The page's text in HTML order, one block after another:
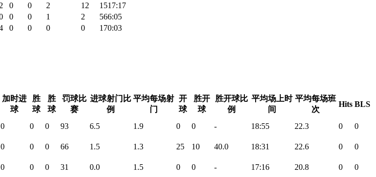
0 0 2 12
1517:17
0 0 1 2
566:05
0 0 0 0
170:03
加时进
球
胜
球
胜
球
罚球比
赛
进球射门比
例
平均每场射
门
开
球
胜开
球
胜开球比
例
平均场上时
间
平均每场班
次
Hits BLS
0 0 0 93 6.5 1.9 0 0 - 18:55 22.3 0
0
0 0 0 66 1.5 1.3 25 10 40.0 18:31 22.6 0 0
0 0 0 31 0.0 1.5 0 0 - 17:16 20.8 0 0